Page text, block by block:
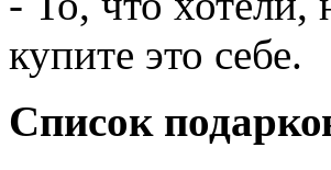
купите это себе.
Список